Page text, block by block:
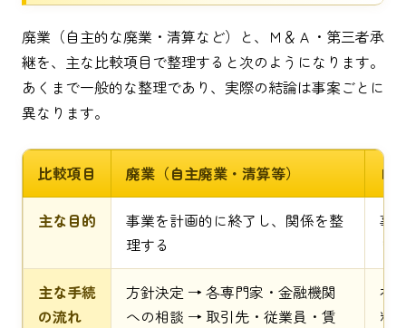
廃業（自主的な廃業・清算など）と、Ｍ＆Ａ・第三者承
継を、主な比較項目で整理すると次のようになります。
あくまで一般的な整理であり、実際の結論は事案ごとに
異なります。
比較項目 廃業（自主廃業・清算等） Ｍ
主な目的
事業を計画的に終了し、関係を整
理する
事
主な手続
の流れ
方針決定 → 各専門家・金融機関
への相談 → 取引先・従業員・賃
初
料